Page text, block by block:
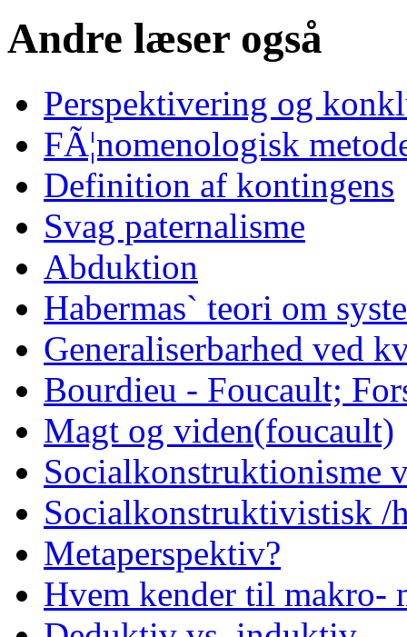
Andre læser også
Perspektivering og
FÃ¦nomenologisk
Definition af kontingens
Svag paternalisme
Abduktion
Habermas` teori om
Generaliserbarhed ved
Bourdieu - Foucault;
Magt og viden(foucault)
Socialkonstruktionisme
Socialkonstruktivistisk /
Metaperspektiv?
Hvem kender til makro-